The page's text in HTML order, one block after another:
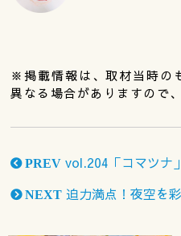
※掲載情報は、取材当時の
異なる場合がありますので
PREV vol.204「コマツナ
NEXT 迫力満点！夜空を